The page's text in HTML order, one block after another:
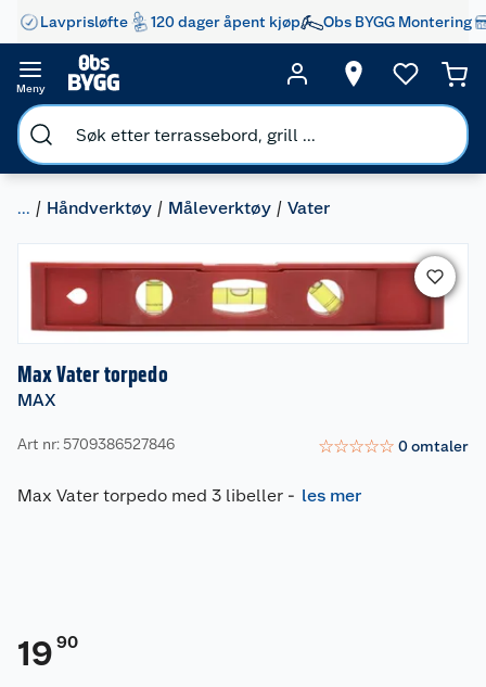
Lavprisløfte 120 dager åpent kjøp Obs BYGG Montering
Meny
... Håndverktøy Måleverktøy Vater
Max Vater torpedo
MAX
Art nr: 5709386527846 ☆☆☆☆☆ 0omtaler
Max Vater torpedo med 3 libeller - les mer
19 90